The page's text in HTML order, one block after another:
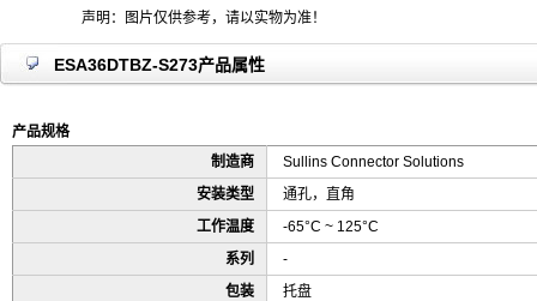
声明：图片仅供参考，请以实物为准！
ESA36DTBZ-S273产品属性
产品规格
制造商
Sullins Connector Solutions
安装类型
通孔，直角
工作温度
-65°C ~ 125°C
系列
-
包装
托盘